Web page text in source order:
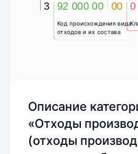
3
Код происхождения вида
отходов и их состава
92 000 00 00 0
Описание
«Отходы
(отходы